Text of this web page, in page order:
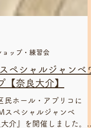
ョップ・練習会
ペシャルジャンベワ
【奈良大介】